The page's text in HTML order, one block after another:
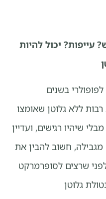
יכול להיות
בשנים
ללא גלוטן שאומצו
שיהיו רגישים, ועדיין
חשוב להבין את
שרצים לסופרמרקט
גלוטן